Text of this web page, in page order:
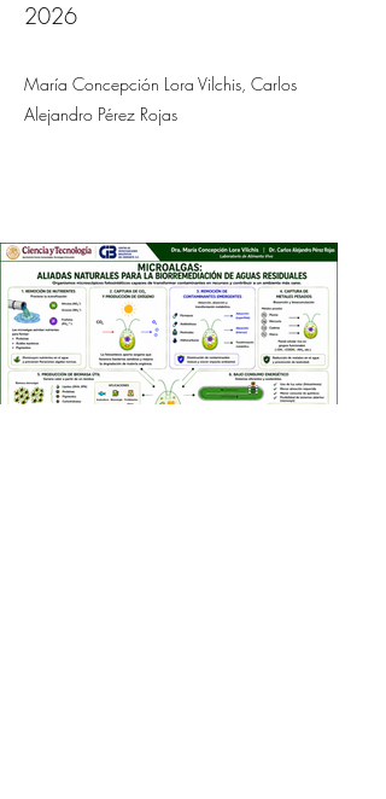
2026
María Concepción Lora Vilchis, Carlos
Alejandro Pérez Rojas